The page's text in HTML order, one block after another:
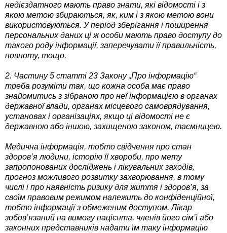
недієздатного мають право знати, які відомості і з
якою метою збираються, як, ким і з якою метою вони
використовуються. У період зберігання і поширення
персональних даних ці ж особи мають право доступу до
такого роду інформації, заперечувати її правильність,
повноту, тощо.
2. Частину 5 статті 23 Закону „Про інформацію“
треба розуміти так, що кожна особа має право
знайомитись з зібраною про неї інформацією в органах
державної влади, органах місцевого самоврядування,
установах і організаціях, якщо ці відомості не є
державною або іншою, захищеною законом, таємницею.
Медична інформація, тобто свідчення про стан
здоров’я людини, історію її хвороби, про мету
запропонованих досліджень і лікувальних заходів,
прогноз можливого розвитку захворювання, в тому
числі і про наявність ризику для життя і здоров’я, за
своїм правовим режимом належить до конфіденційної,
тобто інформації з обмеженим доступом. Лікар
зобов’язаний на вимогу пацієнта, членів його сім’ї або
законних представників надати їм таку інформацію